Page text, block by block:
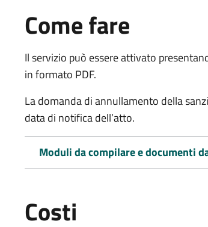
Come fare
Il servizio può essere attivato
in formato PDF.
La domanda di annullamento della
data di notifica dell’atto.
Moduli da compilare e documenti
Costi